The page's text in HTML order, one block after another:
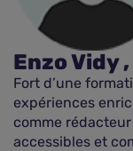
Enzo Vidy
Fort d’une
expériences
comme
accessibles et